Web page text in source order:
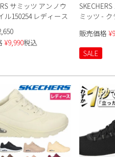
サミッツ アンノウ
ル150254 レディース
¥9,990税込
ミッツ - ク
販売価格 ¥
SALE